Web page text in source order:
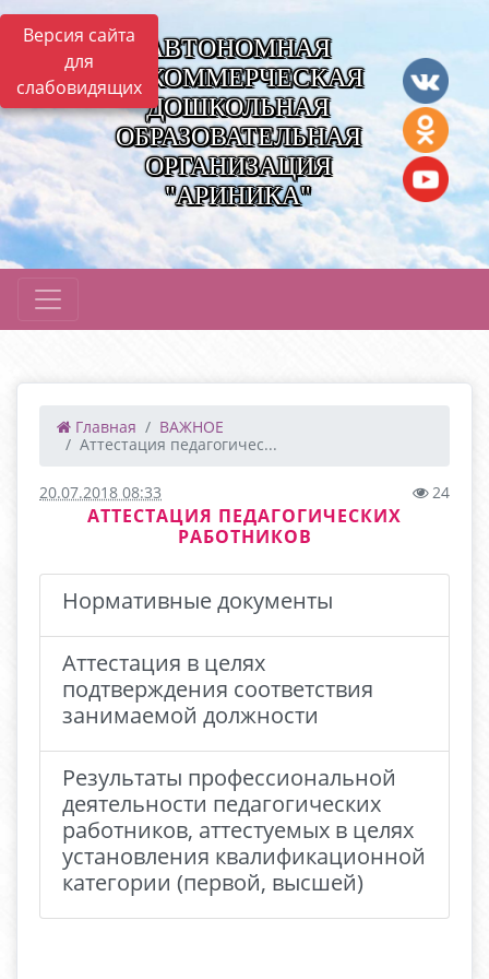
Версия сайта
для
слабовидящих
АВТОНОМНАЯ
НЕКОММЕРЧЕСКАЯ
ДОШКОЛЬНАЯ
ОБРАЗОВАТЕЛЬНАЯ
ОРГАНИЗАЦИЯ
"АРИНИКА"
Главная
ВАЖНОЕ
Аттестация педагогичес...
20.07.2018 08:33 24
АТТЕСТАЦИЯ ПЕДАГОГИЧЕСКИХ
РАБОТНИКОВ
Нормативные документы
Аттестация в целях
подтверждения соответствия
занимаемой должности
Результаты профессиональной
деятельности педагогических
работников, аттестуемых в целях
установления квалификационной
категории (первой, высшей)